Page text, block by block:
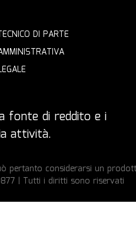
DI PARTE
fonte di reddito e i
attività.
pertanto considerarsi un
| Tutti i diritti sono riservati